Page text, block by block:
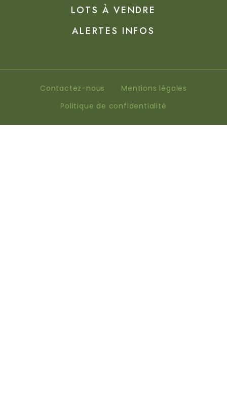
LOTS À VENDRE
ALERTES INFOS
Contactez-nous
Mentions légales
Politique de confidentialité